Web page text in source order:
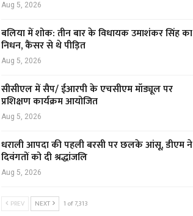
Aug 5, 2026
बलिया में शोक: तीन बार के विधायक उमाशंकर सिंह का
निधन, कैंसर से थे पीड़ित
Aug 5, 2026
सीसीएल में सैप/ ईआरपी के एचसीएम मॉड्यूल पर
प्रशिक्षण कार्यक्रम आयोजित
Aug 5, 2026
धराली आपदा की पहली बरसी पर छलके आंसू, डीएम ने
दिवंगतों को दी श्रद्धांजलि
Aug 5, 2026
PREV NEXT 1 of 7,313